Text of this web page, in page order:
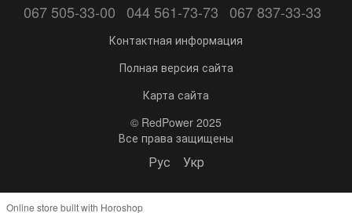
067 505-33-00 044 561-73-73 067 837-33-33
Контактная информация
Полная версия сайта
Карта сайта
© RedPower 2025
Все права защищены
Рус Укр
Online store built with Horoshop